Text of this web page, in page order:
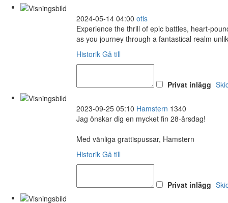
2024-05-14 04:00 otis
Experience the thrill of epic battles, heart-
as you journey through a fantastical realm
Historik Gå till
Privat inlägg
2023-09-25 05:10 Hamstern 1340
Jag önskar dig en mycket fin 28-årsdag!
Med vänliga grattispussar, Hamstern
Historik Gå till
Privat inlägg